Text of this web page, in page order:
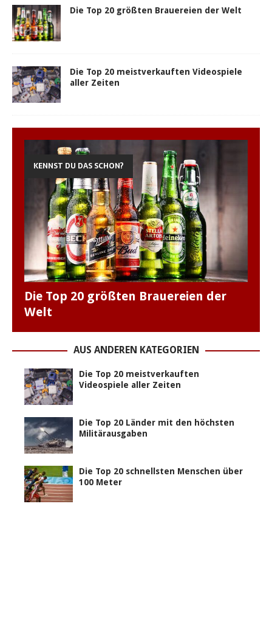
Die Top 20 größten Brauereien der Welt
Die Top 20 meistverkauften Videospiele
aller Zeiten
KENNST DU DAS SCHON?
Die Top 20 größten Brauereien der
Welt
AUS ANDEREN KATEGORIEN
Die Top 20 meistverkauften
Videospiele aller Zeiten
Die Top 20 Länder mit den höchsten
Militärausgaben
Die Top 20 schnellsten Menschen über
100 Meter